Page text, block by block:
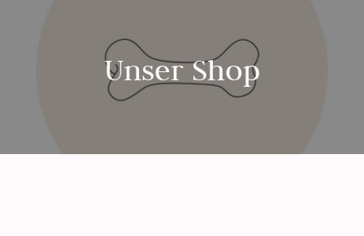
Unser Shop